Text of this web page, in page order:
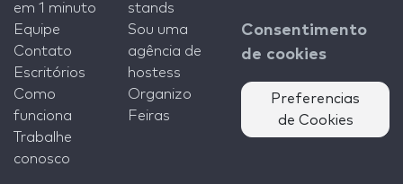
em 1 minuto
Equipe
Contato
Escritórios
Como
funciona
Trabalhe
conosco
stands
Sou uma
agência de
hostess
Organizo
Feiras
Consentimento
de cookies
Preferencias
de Cookies